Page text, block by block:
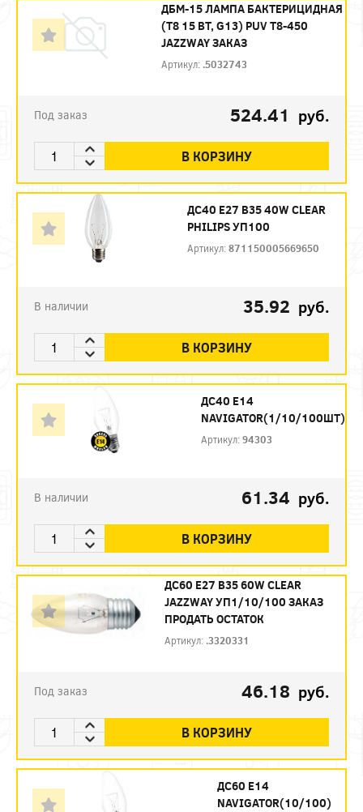
ДБМ-15 ЛАМПА БАКТЕРИЦИДНАЯ
(T8 15 ВТ, G13) PUV T8-450
JAZZWAY ЗАКАЗ
Артикул: .5032743
Под заказ 524.41 руб.
В КОРЗИНУ
ДС40 E27 B35 40W CLEAR
PHILIPS УП100
Артикул:871150005669650
В наличии 35.92 руб.
В КОРЗИНУ
ДС40 Е14
NAVIGATOR(1/10/100ШТ)
Артикул:94303
В наличии 61.34 руб.
В КОРЗИНУ
ДС60 E27 B35 60W CLEAR
JAZZWAY УП1/10/100 ЗАКАЗ
ПРОДАТЬ ОСТАТОК
Артикул: .3320331
Под заказ 46.18 руб.
В КОРЗИНУ
ДС60 Е14
NAVIGATOR(10/100)